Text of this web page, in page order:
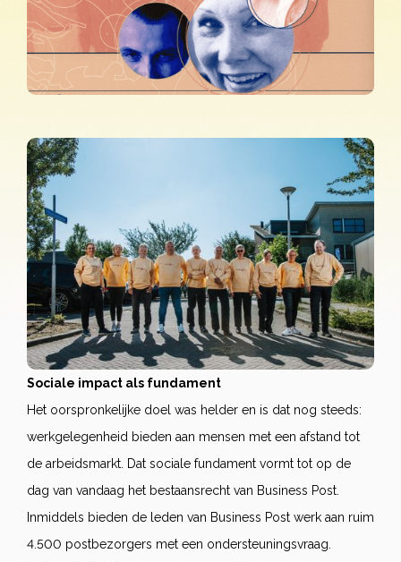
Sociale impact als fundament
Het oorspronkelijke doel was helder en is dat nog steeds:
werkgelegenheid bieden aan mensen met een afstand tot
de arbeidsmarkt. Dat sociale fundament vormt tot op de
dag van vandaag het bestaansrecht van Business Post.
Inmiddels bieden de leden van Business Post werk aan ruim
4.500 postbezorgers met een ondersteuningsvraag.